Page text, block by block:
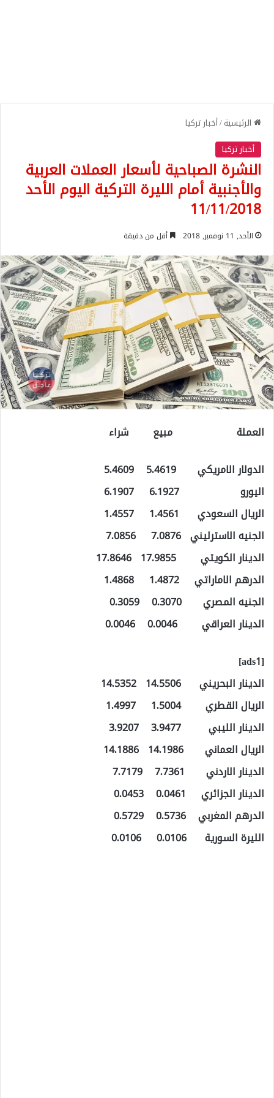
الرئيسية/أخبار تركيا
أخبار تركيا
النشرة الصباحية لأسعار العملات العربية
والأجنبية أمام الليرة التركية اليوم الأحد
11/11/2018
الأحد, 11 نوفمبر, 2018 أقل من دقيقة
العملة مبيع شراء
الدولار الامريكي 5.4619 5.4609
اليورو 6.1927 6.1907
الريال السعودي 1.4561 1.4557
الجنيه الاسترليني 7.0876 7.0856
الدينار الكويتي 17.9855 17.8646
الدرهم الاماراتي 1.4872 1.4868
الجنيه المصري 0.3070 0.3059
الدينار العراقي 0.0046 0.0046
[ads1]
الدينار البحريني 14.5506 14.5352
الريال القطري 1.5004 1.4997
الدينار الليبي 3.9477 3.9207
الريال العماني 14.1986 14.1886
الدينار الاردني 7.7361 7.7179
الدينار الجزائري 0.0461 0.0453
الدرهم المغربي 0.5736 0.5729
الليرة السورية 0.0106 0.0106